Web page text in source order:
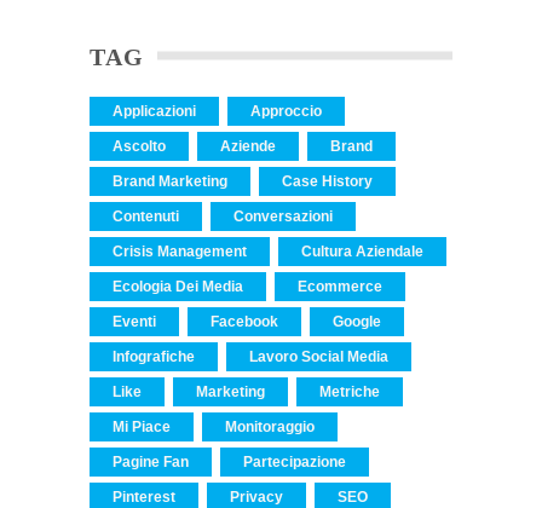
TAG
Applicazioni Approccio
Ascolto Aziende Brand
Brand Marketing Case History
Contenuti Conversazioni
Crisis Management Cultura Aziendale
Ecologia Dei Media Ecommerce
Eventi Facebook Google
Infografiche Lavoro Social Media
Like Marketing Metriche
Mi Piace Monitoraggio
Pagine Fan Partecipazione
Pinterest Privacy SEO